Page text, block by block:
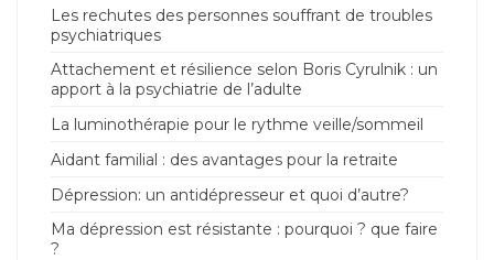
Les rechutes des personnes souffrant de troubles
psychiatriques
Attachement et résilience selon Boris Cyrulnik : un
apport à la psychiatrie de l’adulte
La luminothérapie pour le rythme veille/sommeil
Aidant familial : des avantages pour la retraite
Dépression: un antidépresseur et quoi d’autre?
Ma dépression est résistante : pourquoi ? que faire
?